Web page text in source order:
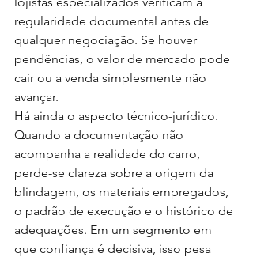
regularidade documental antes de
qualquer negociação. Se houver
pendências, o valor de mercado pode
cair ou a venda simplesmente não
avançar.
Há ainda o aspecto técnico-jurídico.
Quando a documentação não
acompanha a realidade do carro,
perde-se clareza sobre a origem da
blindagem, os materiais empregados,
o padrão de execução e o histórico de
adequações. Em um segmento em
que confiança é decisiva, isso pesa